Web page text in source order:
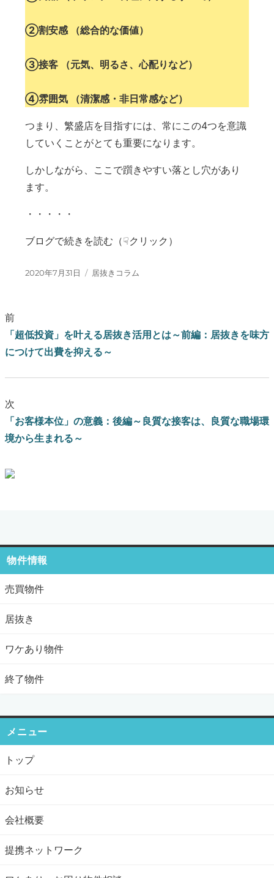
②割安感 （総合的な価値）
③接客 （元気、明るさ、心配りなど）
④雰囲気 （清潔感・非日常感など）
つまり、繁盛店を目指すには、常にこの4つを意識
していくことがとても重要になります。
しかしながら、ここで躓きやすい落とし穴があり
ます。
・・・・・
ブログで続きを読む（☟クリック）
投稿日:
2020年7月31日 カテゴリー
居抜きコラム
前
「超低投資」を叶える居抜き活用とは～前編：居抜きを味方
につけて出費を抑える～
次
「お客様本位」の意義：後編～良質な接客は、良質な職場環
境から生まれる～
物件情報
売買物件
居抜き
ワケあり物件
終了物件
メニュー
トップ
お知らせ
会社概要
提携ネットワーク